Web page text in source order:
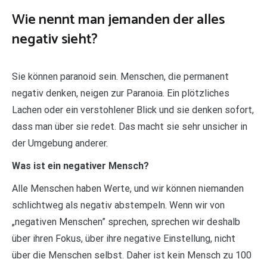
Wie nennt man jemanden der alles
negativ sieht?
Sie können paranoid sein. Menschen, die permanent
negativ denken, neigen zur Paranoia. Ein plötzliches
Lachen oder ein verstohlener Blick und sie denken sofort,
dass man über sie redet. Das macht sie sehr unsicher in
der Umgebung anderer.
Was ist ein negativer Mensch?
Alle Menschen haben Werte, und wir können niemanden
schlichtweg als negativ abstempeln. Wenn wir von
„negativen Menschen” sprechen, sprechen wir deshalb
über ihren Fokus, über ihre negative Einstellung, nicht
über die Menschen selbst. Daher ist kein Mensch zu 100